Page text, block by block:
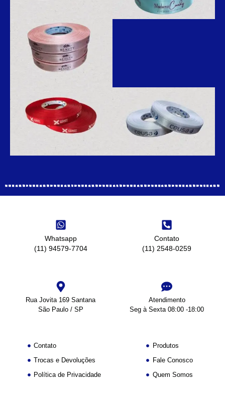
Whatsapp
(11) 94579-7704
Contato
(11) 2548-0259
Rua Jovita 169 Santana
São Paulo / SP
Atendimento
Seg à Sexta 08:00 -18:00
Contato
Trocas e Devoluções
Política de Privacidade
Produtos
Fale Conosco
Quem Somos